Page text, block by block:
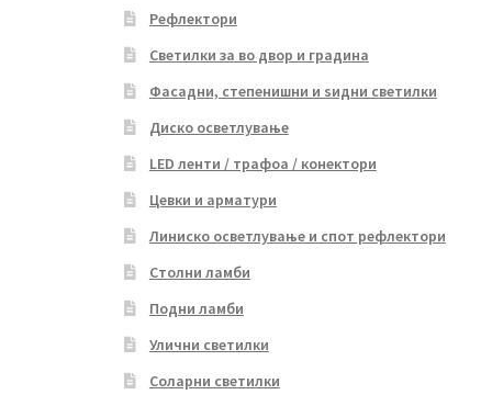
Рефлектори
Светилки за во двор и градина
Фасадни, степенишни и ѕидни светилки
Диско осветлување
LED ленти / трафоа / конектори
Цевки и арматури
Линиско осветлување и спот рефлектори
Столни ламби
Подни ламби
Улични светилки
Соларни светилки